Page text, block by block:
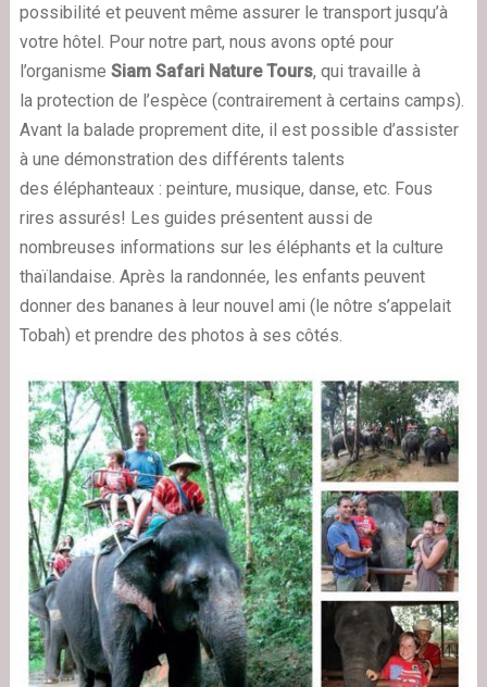
possibilité et peuvent même assurer le transport jusqu’à
votre hôtel. Pour notre part, nous avons opté pour
l’organisme Siam Safari Nature Tours, qui travaille à
la protection de l’espèce (contrairement à certains camps).
Avant la balade proprement dite, il est possible d’assister
à une démonstration des différents talents
des éléphanteaux : peinture, musique, danse, etc. Fous
rires assurés! Les guides présentent aussi de
nombreuses informations sur les éléphants et la culture
thaïlandaise. Après la randonnée, les enfants peuvent
donner des bananes à leur nouvel ami (le nôtre s’appelait
Tobah) et prendre des photos à ses côtés.